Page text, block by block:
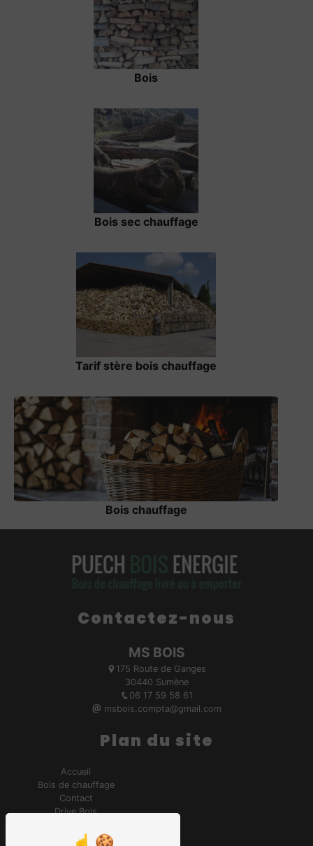
Bois
Bois sec chauffage
Tarif stère bois chauffage
Bois chauffage
Contactez-nous
MS BOIS
175 Route de Ganges
30440 Sumène
06 17 59 58 61
msbois.compta@gmail.com
Plan du site
Accueil
Bois de chauffage
Contact
Drive Bois